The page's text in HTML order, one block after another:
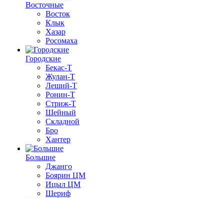
Восточные
Восток
Клык
Хазар
Росомаха
Городские
Бекас-Т
Жулан-Т
Леший-Т
Ронин-Т
Стриж-Т
Шейный
Складной
Бро
Хантер
Большие
Джанго
Боярин ЦМ
Ицыл ЦМ
Шериф